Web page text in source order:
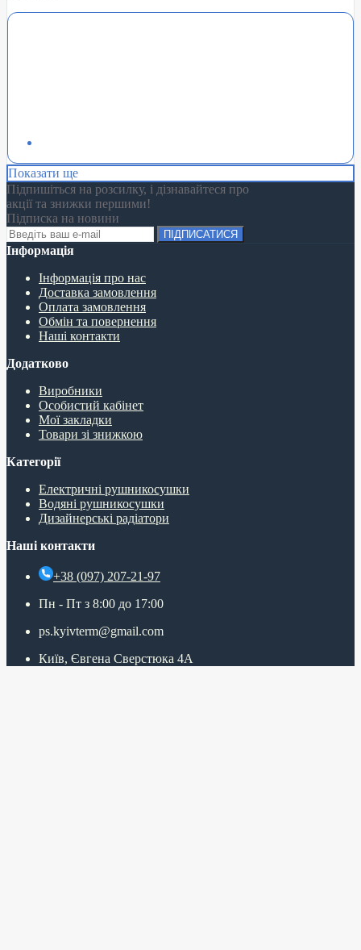
Показати ще
Підпишіться на розсилку, і дізнавайтеся про
акції та знижки першими!
Підписка на новини
ПІДПИСАТИСЯ
Інформація
Інформація про нас
Доставка замовлення
Оплата замовлення
Обмін та повернення
Наші контакти
Додатково
Виробники
Особистий кабінет
Мої закладки
Товари зі знижкою
Категорії
Електричні рушникосушки
Водяні рушникосушки
Дизайнерські радіатори
Наші контакти
+38 (097) 207-21-97
Пн - Пт з 8:00 до 17:00
ps.kyivterm@gmail.com
Київ, Євгена Сверстюка 4А